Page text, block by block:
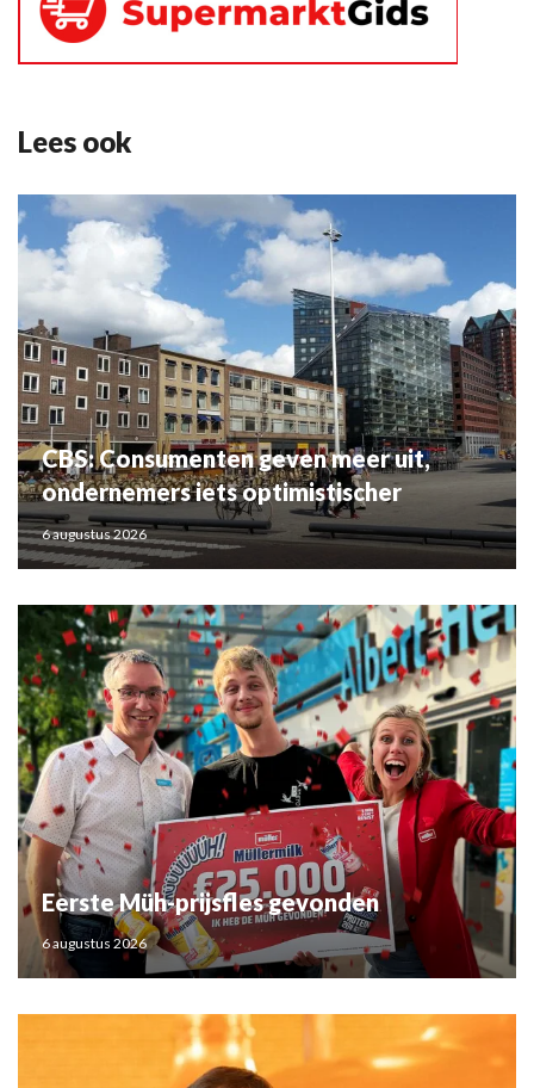
Lees ook
CBS: Consumenten geven meer uit,
ondernemers iets optimistischer
6 augustus 2026
Eerste Müh-prijsfles gevonden
6 augustus 2026